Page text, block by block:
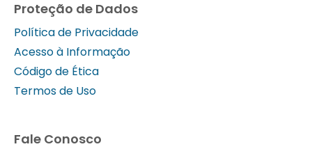
Proteção de Dados
Política de Privacidade
Acesso à Informação
Código de Ética
Termos de Uso
Fale Conosco